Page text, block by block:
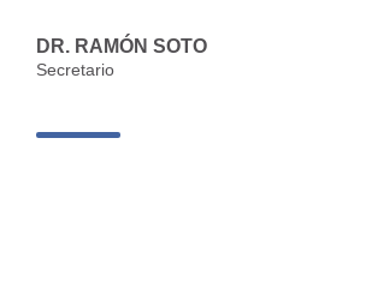
DR. RAMÓN SOTO
Secretario